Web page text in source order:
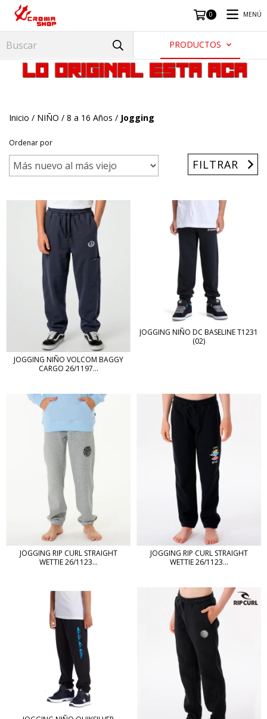
0 MENÚ
PRODUCTOS
Inicio / NIÑO / 8 a 16 Años / Jogging
Ordenar por
FILTRAR
JOGGING NIÑO VOLCOM BAGGY
CARGO 26/1197...
JOGGING NIÑO DC BASELINE T1231
(02)
JOGGING RIP CURL STRAIGHT
WETTIE 26/1123...
JOGGING RIP CURL STRAIGHT
WETTIE 26/1123...